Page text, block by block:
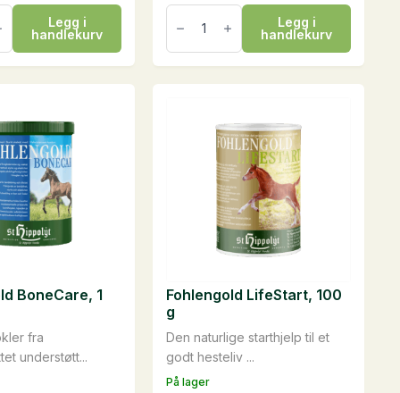
Legg i
handlekurv
EquiGard
Nordic
Müsli,
20
kg
Legg i
handlekurv
fra
understøtt...
BoneCare, 1
På lager
Den naturlige starthjelp til et
godt hesteliv ...
Fohlengold LifeStart, 100
g